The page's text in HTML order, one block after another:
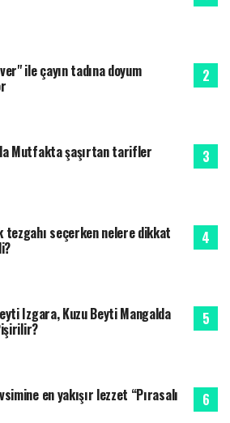
ile çayın tadına doyum
Mutfakta şaşırtan tarifler
tezgahı seçerken nelere dikkat
Izgara, Kuzu Beyti Mangalda
en yakışır lezzet “Pırasalı